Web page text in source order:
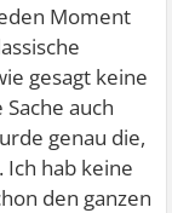
Moment
gesagt keine
auch
genau die,
Ich hab keine
den ganzen